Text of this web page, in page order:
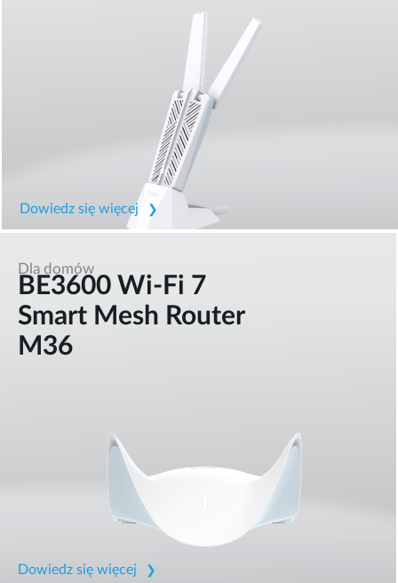
Dowiedz się więcej
Dla domów
BE3600 Wi-Fi 7
Smart Mesh Router
M36
Dowiedz się więcej